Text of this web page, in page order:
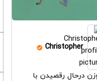
Christopher
درحال رقصیدن با